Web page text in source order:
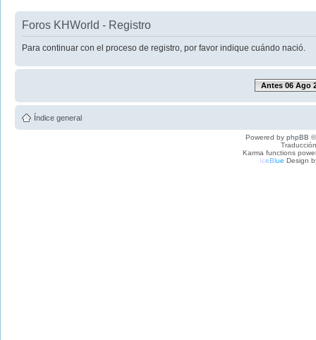
Foros KHWorld - Registro
Para continuar con el proceso de registro, por favor indique cuándo nació.
Antes 06 Ago
Índice general
Powered by phpBB
Karma functions
IceBlue Design